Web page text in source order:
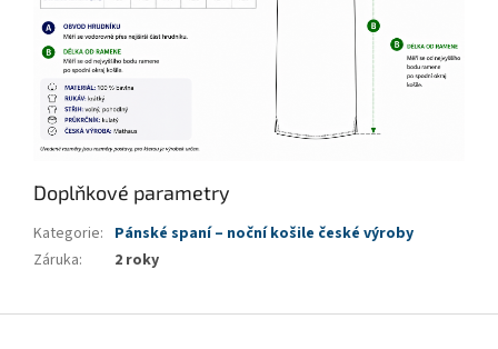
Doplňkové parametry
Kategorie: Pánské spaní – noční košile české výroby
Záruka: 2 roky